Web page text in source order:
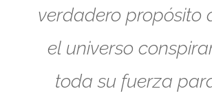
verdadero propósito
el universo
toda su fuerza